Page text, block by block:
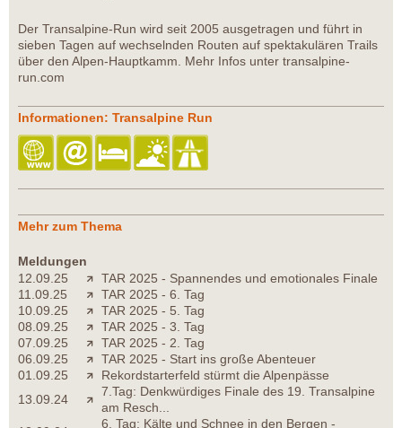
Der Transalpine-Run wird seit 2005 ausgetragen und führt in
sieben Tagen auf wechselnden Routen auf spektakulären Trails
über den Alpen-Hauptkamm. Mehr Infos unter transalpine-
run.com
Informationen: Transalpine Run
Mehr zum Thema
Meldungen
12.09.25
TAR 2025 - Spannendes und emotionales Finale
11.09.25
TAR 2025 - 6. Tag
10.09.25
TAR 2025 - 5. Tag
08.09.25
TAR 2025 - 3. Tag
07.09.25
TAR 2025 - 2. Tag
06.09.25
TAR 2025 - Start ins große Abenteuer
01.09.25
Rekordstarterfeld stürmt die Alpenpässe
13.09.24
7.Tag: Denkwürdiges Finale des 19. Transalpine
am Resch...
6. Tag: Kälte und Schnee in den Bergen -